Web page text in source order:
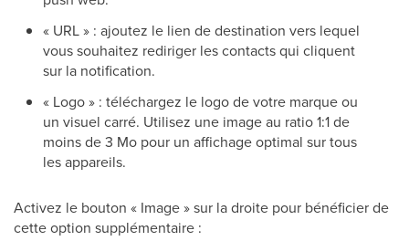
« URL » : ajoutez le lien de destination vers lequel
vous souhaitez rediriger les contacts qui cliquent
sur la notification.
« Logo » : téléchargez le logo de votre marque ou
un visuel carré. Utilisez une image au ratio 1:1 de
moins de 3 Mo pour un affichage optimal sur tous
les appareils.
Activez le bouton « Image » sur la droite pour bénéficier de
cette option supplémentaire :